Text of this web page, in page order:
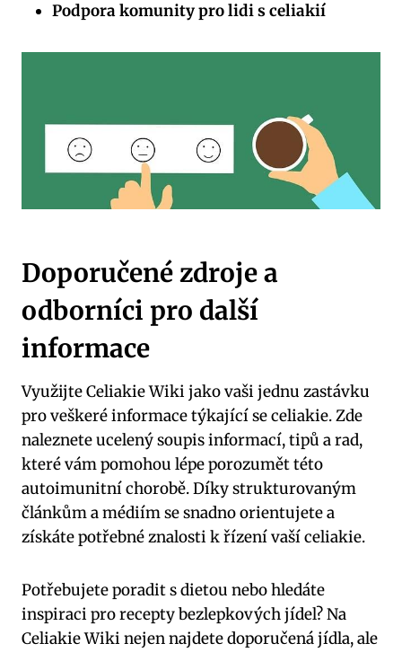
Podpora komunity pro lidi s celiakií
Doporučené zdroje a
odborníci pro další
informace
Využijte Celiakie Wiki jako vaši jednu zastávku
pro veškeré informace týkající se celiakie. Zde
naleznete ucelený soupis informací, tipů a rad,
které vám pomohou lépe porozumět této
autoimunitní chorobě. Díky strukturovaným
článkům a médiím se snadno orientujete a
získáte potřebné znalosti k řízení vaší celiakie.
Potřebujete poradit s dietou nebo hledáte
inspiraci pro recepty bezlepkových jídel? Na
Celiakie Wiki nejen najdete doporučená jídla, ale